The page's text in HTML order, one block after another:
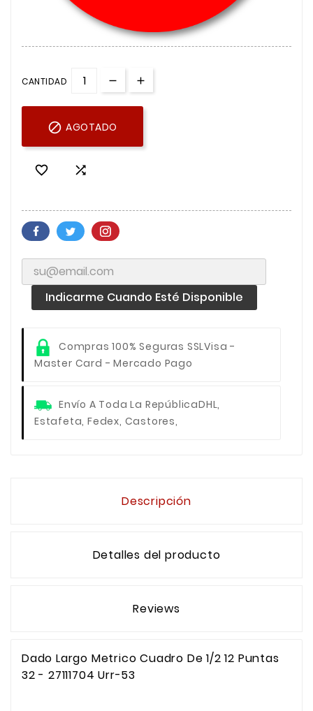
CANTIDAD
 AGOTADO
 
Indicarme Cuando Esté Disponible
Compras 100% Seguras SSLVisa -
Master Card - Mercado Pago
Envío A Toda La RepúblicaDHL,
Estafeta, Fedex, Castores,
Descripción
Detalles del producto
Reviews
Dado Largo Metrico Cuadro De 1/2 12 Puntas
32 - 27111704 Urr-53